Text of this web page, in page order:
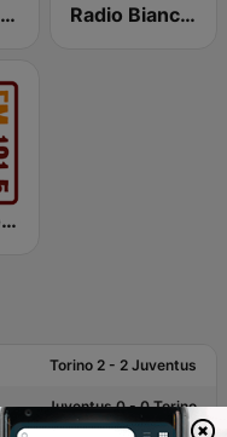
Rai Radio 1 Sport Radio Bianconera
Centro Suono Sport
Torino 2 - 2 Juventus
Juventus 0 - 0 Torino